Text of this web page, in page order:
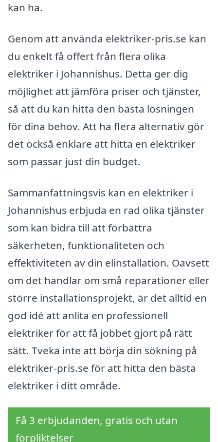
kan ha.
Genom att använda elektriker-pris.se kan
du enkelt få offert från flera olika
elektriker i Johannishus. Detta ger dig
möjlighet att jämföra priser och tjänster,
så att du kan hitta den bästa lösningen
för dina behov. Att ha flera alternativ gör
det också enklare att hitta en elektriker
som passar just din budget.
Sammanfattningsvis kan en elektriker i
Johannishus erbjuda en rad olika tjänster
som kan bidra till att förbättra
säkerheten, funktionaliteten och
effektiviteten av din elinstallation. Oavsett
om det handlar om små reparationer eller
större installationsprojekt, är det alltid en
god idé att anlita en professionell
elektriker för att få jobbet gjort på rätt
sätt. Tveka inte att börja din sökning på
elektriker-pris.se för att hitta den bästa
elektriker i ditt område.
Få 3 erbjudanden, gratis och utan
förpliktelser